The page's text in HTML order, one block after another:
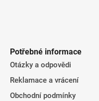
Potřebné informace
Otázky a odpovědi
Reklamace a vrácení
Obchodní podmínky